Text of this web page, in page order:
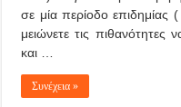
σε μία περίοδο
μειώνετε τις πιθανότητες
και …
Συνέχεια »